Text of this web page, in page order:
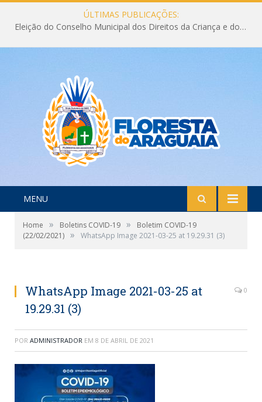
ÚLTIMAS PUBLICAÇÕES:
Eleição do Conselho Municipal dos Direitos da Criança e do Adolescente CMDCA 2026
MENU
Home » Boletins COVID-19 »
Boletim COVID-19
(22/02/2021) » WhatsApp Image 2021-03-25 at 19.29.31 (3)
WhatsApp Image 2021-03-25 at
19.29.31 (3)
0
POR ADMINISTRADOR EM 8 DE ABRIL DE 2021